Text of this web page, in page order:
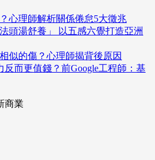
心理師解析關係倦怠5大徵兆
頭湯舒養」 以五感六覺打造亞洲
似的傷？心理師揭背後原因
而更值錢？前Google工程師：基
商業